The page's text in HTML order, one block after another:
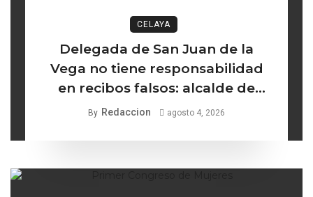
CELAYA
Delegada de San Juan de la
Vega no tiene responsabilidad
en recibos falsos: alcalde de
Celaya
By Redaccion agosto 4, 2026